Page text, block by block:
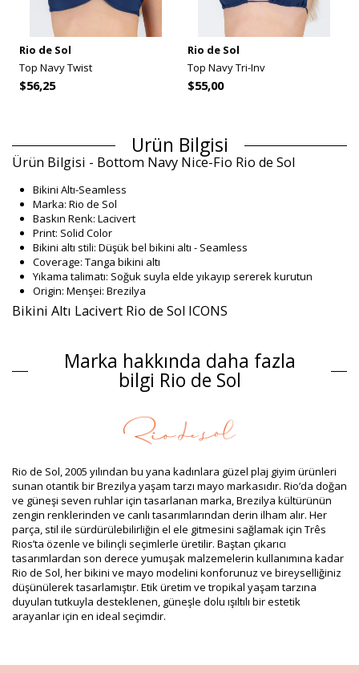
Rio de Sol
Top Navy Twist
$56,25
Rio de Sol
Top Navy Tri-Inv
$55,00
Ürün Bilgisi
Ürün Bilgisi - Bottom Navy Nice-Fio Rio de Sol
Bikini Altı-Seamless
Marka: Rio de Sol
Baskın Renk: Lacivert
Print: Solid Color
Bikini altı stili: Düşük bel bikini altı - Seamless
Coverage: Tanga bikini altı
Yıkama talimatı: Soğuk suyla elde yıkayıp sererek kurutun
Origin: Menşei: Brezilya
Bikini Altı Lacivert Rio de Sol ICONS
Alaşım: 84% Biodegradable Nylon (AMNI SOUL ECO), 16%
Spandex (LYCRA) - OEKO-TEX - Chlorine Resistant
Astar: 84% Biodegradable Nylon (AMNI SOUL ECO), 16%
UV Protection: UPF 50+
Ürün bilgisi
Paket içeriği: 1 x Bikini Altı (Diğer aksesuarlar dahil değildir)
HS CODE: 6112.41.0010
SKU: 1981121763
EAN: XS (7899810321169), S (7899810321176), M (7899810321183),
L (7899810321190), XL (7899810321206)
Ağırlık: 45g / 0.1lb / 1.59oz
Rötuşlanmış fotoğraflar
Yıkama ve bakım talimatları
Şunun için bakım talimatları: Rio de Sol Bottom Navy
Nice-Fio
birden fazla yaz boyunca tadını çıkarmak istiyorsanız kaliteli kumaş
Marka hakkında daha fazla
bilgi Rio de Sol
Rio de Sol, 2005 yılından bu yana kadınlara güzel plaj giyim ürünleri
sunan otantik bir Brezilya yaşam tarzı mayo markasıdır. Rio’da doğan
ve güneşi seven ruhlar için tasarlanan marka, Brezilya kültürünün
zengin renklerinden ve canlı tasarımlarından derin ilham alır. Her
parça, stil ile sürdürülebilirliğin el ele gitmesini sağlamak için Três
Rios’ta özenle ve bilinçli seçimlerle üretilir. Baştan çıkarıcı
tasarımlardan son derece yumuşak malzemelerin kullanımına kadar
Rio de Sol, her bikini ve mayo modelini konforunuz ve bireyselliğiniz
düşünülerek tasarlamıştır. Etik üretim ve tropikal yaşam tarzına
duyulan tutkuyla desteklenen, güneşle dolu ışıltılı bir estetik
arayanlar için en ideal seçimdir.